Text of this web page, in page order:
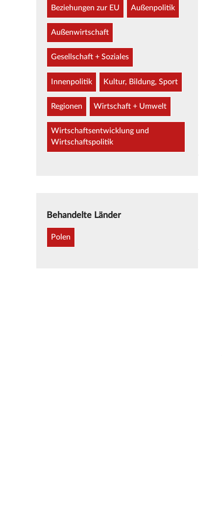
Beziehungen zur EU Außenpolitik
Außenwirtschaft
Gesellschaft + Soziales
Innenpolitik Kultur, Bildung, Sport
Regionen Wirtschaft + Umwelt
Wirtschaftsentwicklung und
Wirtschaftspolitik
Behandelte Länder
Polen